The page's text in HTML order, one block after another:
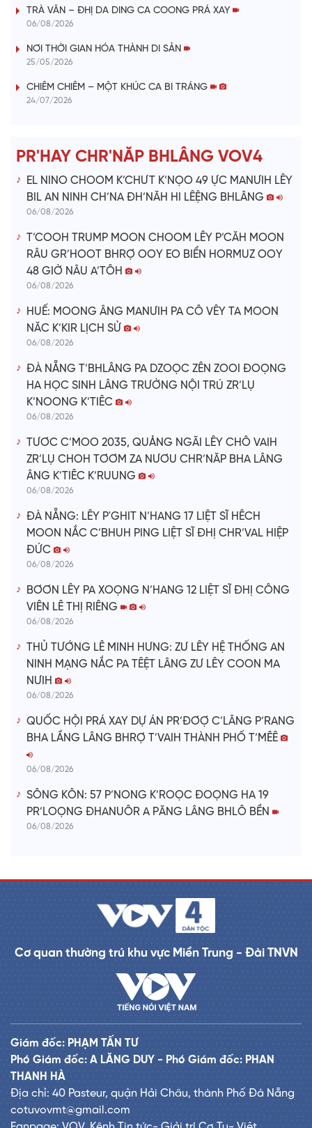
V
i
e
o
TRÀ VÂN – ĐHỊ DA DING CA COONG PRÁ XAY
06/08/2026
NƠI THỜI GIAN HÓA THÀNH DI SẢN
25/05/2026
CHIÊM CHIÊM – MỘT KHÚC CA BI TRÁNG
24/07/2026
PR'HAY CHR'NĂP BHLÂNG VOV4
EL NINO CHOOM K’CHƯT K’NỌO 49 ỰC MANƯIH LÊY
BIL AN NINH CH’NA ĐH’NĂH HI LÊỆNG BHLÂNG
06/08/2026
T’COOH TRUMP MOON CHOOM LÊY P’CĂH MOON
RÂU GR’HOOT BHRỢ OOY EO BIỂN HORMUZ OOY
48 GIỜ NÂU A’TÔH
06/08/2026
HUẾ: MOONG ÂNG MANƯIH PA CÔ VÊY TA MOON
NĂC K’KIR LỊCH SỬ
06/08/2026
ĐÀ NẴNG T’BHLÂNG PA DZOỌC ZÊN ZOOI ĐOỌNG
HA HỌC SINH LÂNG TRƯỜNG NỘI TRÚ ZR’LỤ
K’NOONG K’TIÊC
06/08/2026
TƯƠC C’MOO 2035, QUẢNG NGÃI LÊY CHÔ VAIH
ZR’LỤ CHOH TƠƠM ZA NƯƠU CHR’NĂP BHA LÂNG
ÂNG K’TIÊC K’RUUNG
06/08/2026
ĐÀ NẴNG: LÊY P'GHIT N’HANG 17 LIỆT SĨ HÊCH
MOON NẮC C’BHUH PING LIỆT SĨ ĐHỊ CHR’VAL HIỆP
ĐỨC
06/08/2026
BƠƠN LÊY PA XOỌNG N’HANG 12 LIỆT SĨ ĐHỊ CÔNG
VIÊN LÊ THỊ RIÊNG
06/08/2026
THỦ TƯỚNG LÊ MINH HƯNG: ZƯ LÊY HỆ THỐNG AN
NINH MẠNG NẮC PA TÊỆT LÂNG ZƯ LÊY COON MA
NƯIH
06/08/2026
QUỐC HỘI PRÁ XAY DỰ ÁN PR’ĐƠỢ C’LÂNG P’RANG
BHA LẦNG LÂNG BHRỢ T’VAIH THÀNH PHỐ T’MÊÊ
06/08/2026
SÔNG KÔN: 57 P’NONG K’ROỌC ĐOỌNG HA 19
PR’LOỌNG ĐHANUÔR A PĂNG LÂNG BHLÔ BỀN
06/08/2026
Cơ quan thường trú khu vực Miền Trung - Đài TNVN
Giám đốc: PHẠM TẤN TƯ
Phó Giám đốc: A LĂNG DUY - Phó Giám đốc: PHAN
THANH HÀ
Địa chỉ: 40 Pasteur, quận Hải Châu, thành Phố Đà Nẵng
cotuvovmt@gmail.com